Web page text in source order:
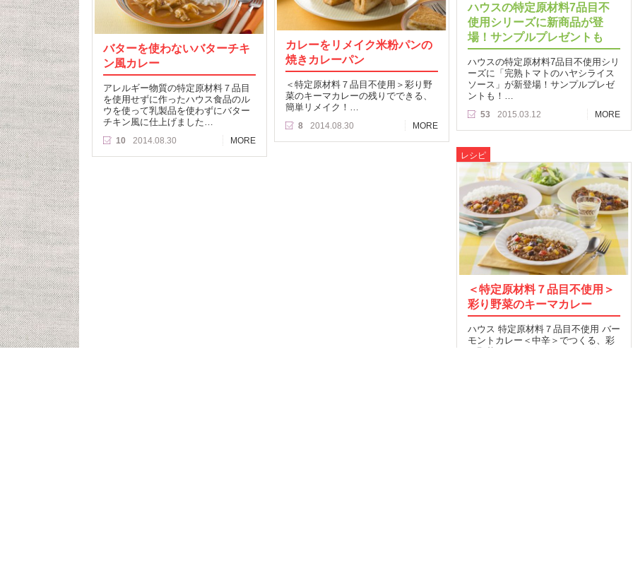
ハウスの特定原材料7品目不
使用シリーズに新商品が登
場！サンプルプレゼントも
ハウスの特定原材料7品目不使用シリ
ーズに「完熟トマトのハヤシライス
ソース」が新登場！サンプルプレゼ
ントも！…
53 2015.03.12 MORE
カレーをリメイク米粉パンの
焼きカレーパン
＜特定原材料７品目不使用＞彩り野
菜のキーマカレーの残りでできる、
簡単リメイク！…
8 2014.08.30 MORE
バターを使わないバターチキ
ン風カレー
アレルギー物質の特定原材料７品目
を使用せずに作ったハウス食品のル
ウを使って乳製品を使わずにバター
チキン風に仕上げました…
10 2014.08.30
MORE
レシピ
＜特定原材料７品目不使用＞
彩り野菜のキーマカレー
ハウス 特定原材料７品目不使用 バー
モントカレー＜中辛＞でつくる、彩